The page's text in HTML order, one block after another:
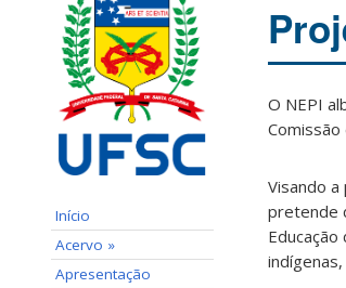
Início
Acervo »
Apresentação
O NEPI
Comissão
Visando
pretende